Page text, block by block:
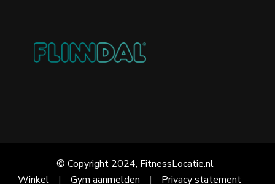
© Copyright 2024, FitnessLocatie.nl
Winkel
Gym aanmelden Privacy statement